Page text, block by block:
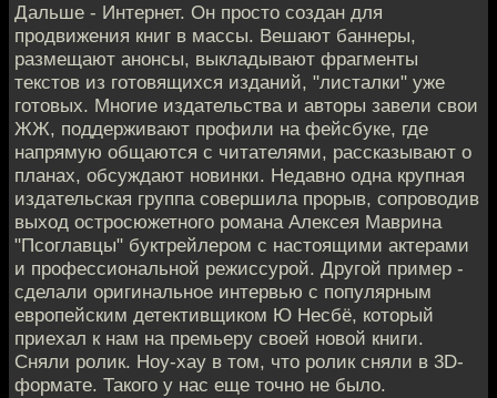
Дальше - Интернет. Он просто создан для
продвижения книг в массы. Вешают баннеры,
размещают анонсы, выкладывают фрагменты
текстов из готовящихся изданий, "листалки" уже
готовых. Многие издательства и авторы завели свои
ЖЖ, поддерживают профили на фейсбуке, где
напрямую общаются с читателями, рассказывают о
планах, обсуждают новинки. Недавно одна крупная
издательская группа совершила прорыв, сопроводив
выход остросюжетного романа Алексея Маврина
"Псоглавцы" буктрейлером с настоящими актерами
и профессиональной режиссурой. Другой пример -
сделали оригинальное интервью с популярным
европейским детективщиком Ю Несбё, который
приехал к нам на премьеру своей новой книги.
Сняли ролик. Ноу-хау в том, что ролик сняли в 3D-
формате. Такого у нас еще точно не было.